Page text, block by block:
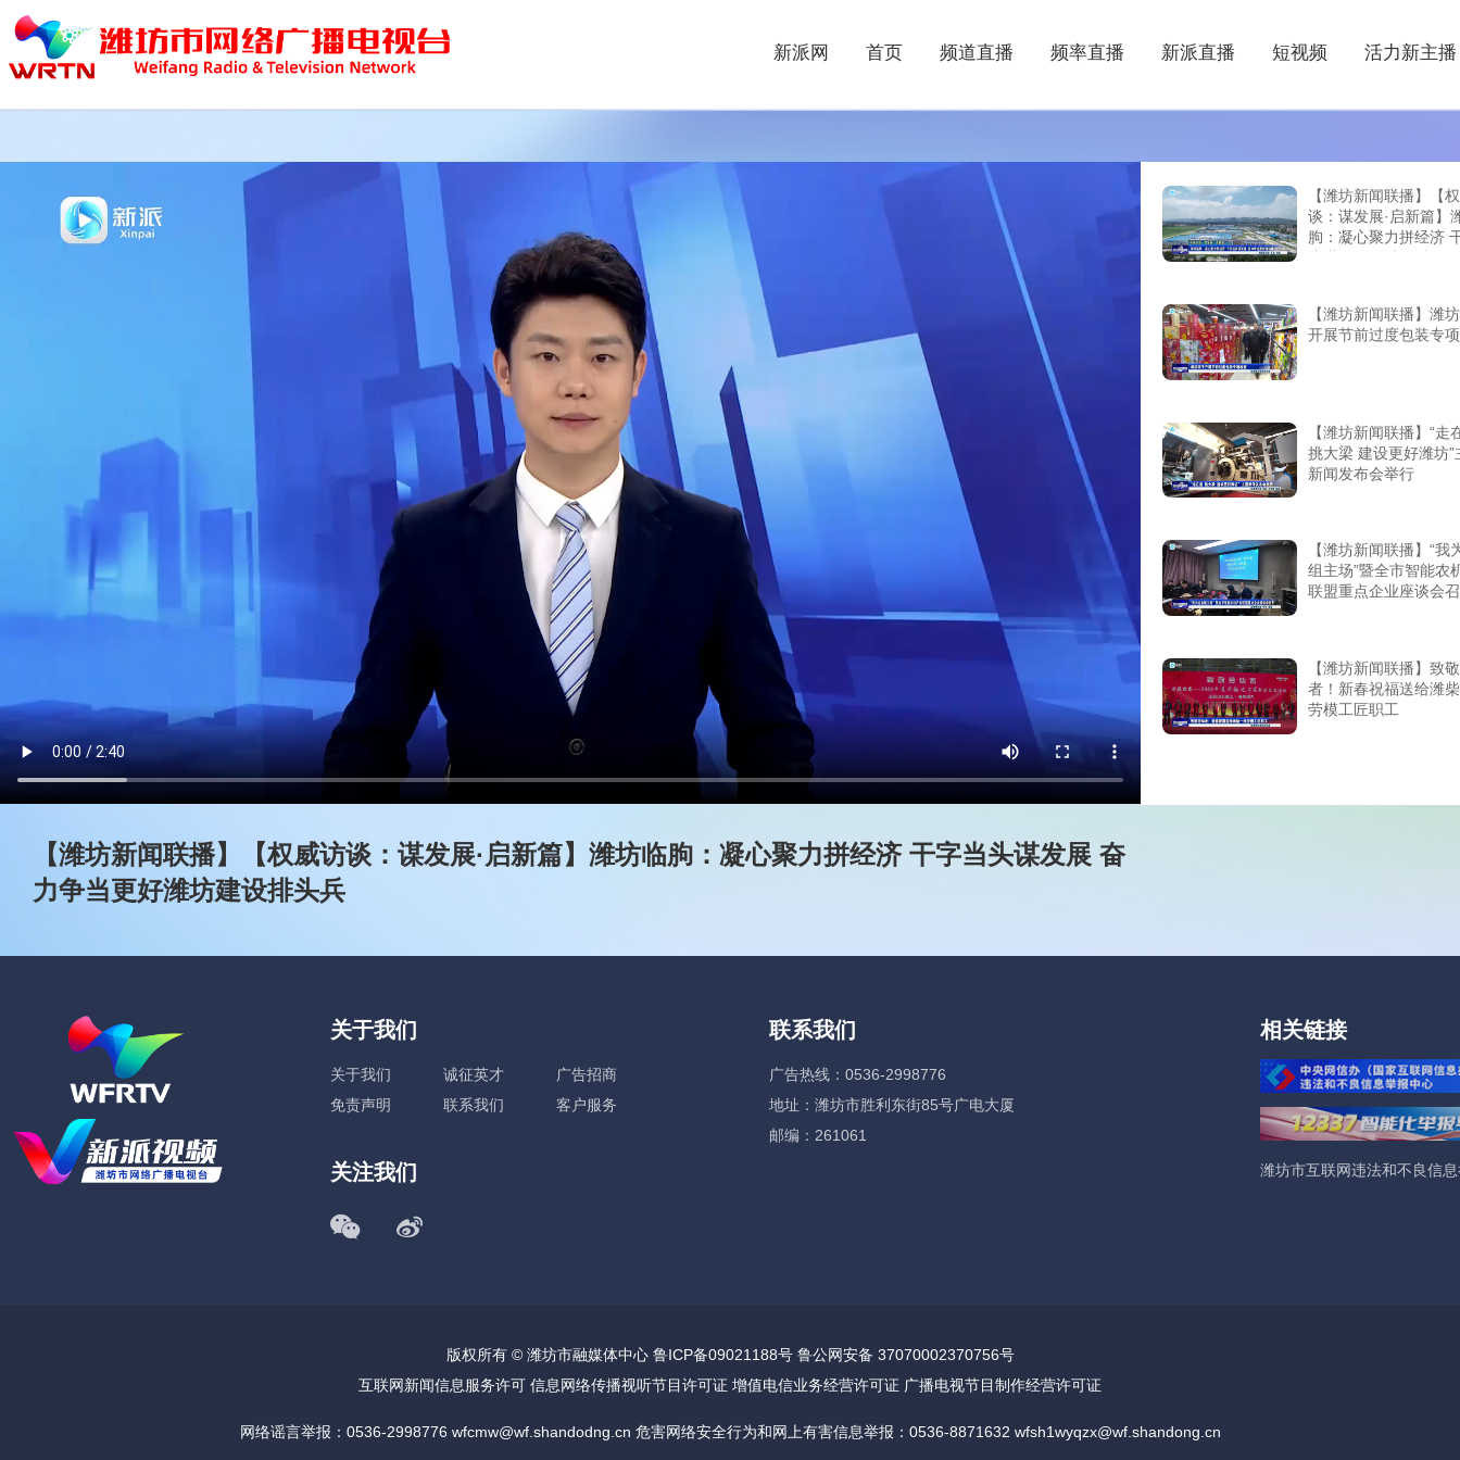
新派网 首页 频道直播 频率直播 新派直播 短视频 活力新主播
【潍坊新闻联播】【权威访谈：谋发展·启新篇】潍坊临朐：凝心聚力拼经济 干字当头谋发展 奋
力争当更好潍坊建设排头兵
【潍坊新闻联播】【
谈：谋发展·启新篇】
朐：凝心聚力拼经济
【潍坊新闻联播】潍
开展节前过度包装专
【潍坊新闻联播】“走
挑大梁 建设更好潍坊”
新闻发布会举行
【潍坊新闻联播】“我
组主场”暨全市智能农
联盟重点企业座谈会
【潍坊新闻联播】致
者！新春祝福送给潍
劳模工匠职工
关于我们
关于我们 诚征英才
广告招商
免责声明
联系我们 客户服务
关注我们
联系我们
广告热线：0536-2998776
地址：潍坊市胜利东街85号广电大厦
邮编：261061
相关链接
潍坊市互联网违法和不良信
版权所有 © 潍坊市融媒体中心 鲁ICP备09021188号 鲁公网安备 37070002370756号
互联网新闻信息服务许可 信息网络传播视听节目许可证 增值电信业务经营许可证 广播电视节目制作经营许可证
网络谣言举报：0536-2998776 wfcmw@wf.shandodng.cn 危害网络安全行为和网上有害信息举报：0536-8871632 wfsh1wyqzx@wf.shandong.cn